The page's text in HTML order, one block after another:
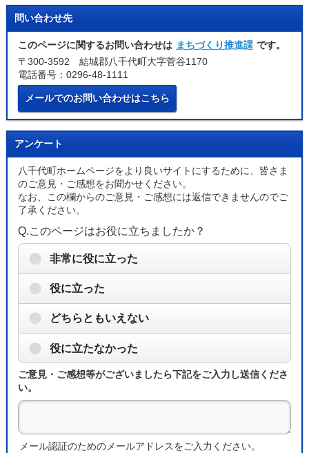
問い合わせ先
このページに関するお問い合わせは まちづくり推進課 です。
〒300-3592 結城郡八千代町大字菅谷1170
電話番号：0296-48-1111
メールでのお問い合わせはこちら
アンケート
八千代町ホームページをより良いサイトにするために、皆さま
のご意見・ご感想をお聞かせください。
なお、この欄からのご意見・ご感想には返信できませんのでご
了承ください。
Q.このページはお役に立ちましたか？
非常に役に立った
役に立った
どちらともいえない
役に立たなかった
ご意見・ご感想等がございましたら下記をご入力し送信くださ
い。
メール認証のためのメールアドレスをご入力ください。